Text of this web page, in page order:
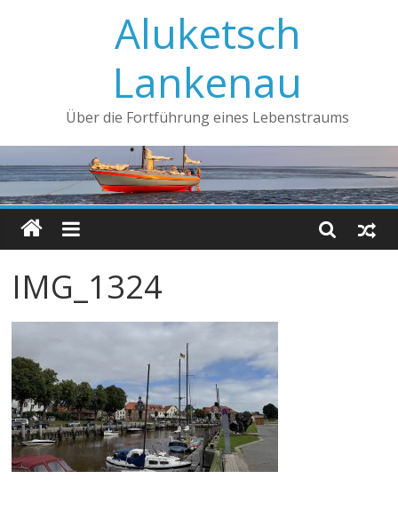
Aluketsch
Lankenau
Über die Fortführung eines Lebenstraums
IMG_1324